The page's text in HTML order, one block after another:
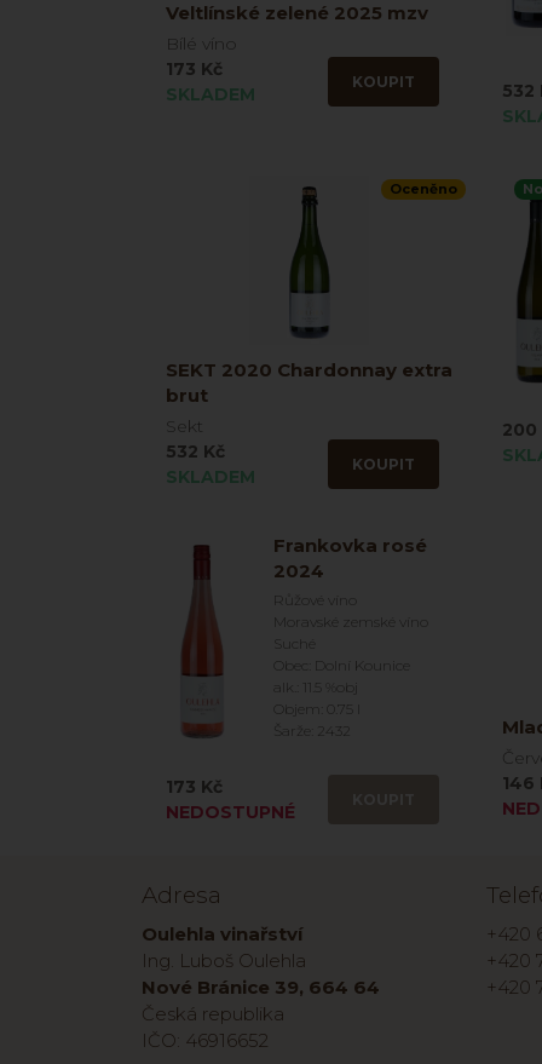
Veltlínské zelené 2025 mzv
Bílé víno
173 Kč
SKLADEM
KOUPIT
532
Oceněno
SEKT 2020 Chardonnay extra
brut
Sekt
532 Kč
SKLADEM
KOUPIT
200
Frankovka rosé
2024
Růžové víno
Moravské zemské víno
Suché
Obec: Dolní Kounice
alk.: 11.5 %obj
Objem: 0.75 l
Šarže: 2432
173 Kč
NEDOSTUPNÉ
146
Adresa
Oulehla vinařství
Ing. Luboš Oulehla
Nové Bránice 39, 664 64
Česká republika
IČO: 46916652
+420
+420
+420